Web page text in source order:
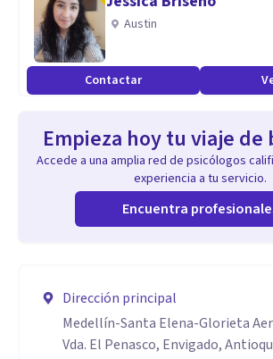
Austin
Contactar
Empieza hoy tu viaje
Accede a una amplia red de psicólogos
experiencia a tu servicio.
Encuentra
Dirección principal
Medellín-Santa Elena-Glorieta
Vda. El Penasco, Envigado,